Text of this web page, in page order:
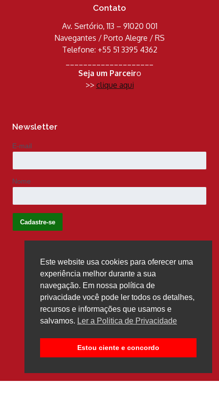
Contato
Av. Sertório, 113 – 91020 001
Navegantes / Porto Alegre / RS
Telefone: +55 51 3395 4362
Seja um Parceiro
>> clique aqui
Newsletter
E-mail
Nome
Siga-nos
Este website usa cookies para oferecer uma
experiência melhor durante a sua
navegação. Em nossa política de
privacidade você pode ler todos os detalhes,
recursos e informações que usamos e
salvamos. Ler a Politica de Privacidade
Estou ciente e concordo